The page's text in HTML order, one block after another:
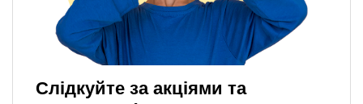
Слідкуйте за акціями та